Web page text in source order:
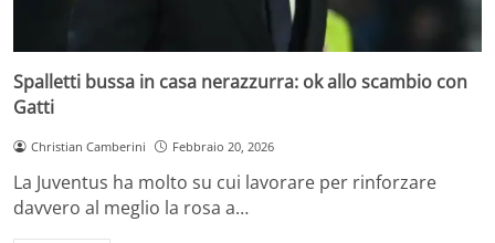
Spalletti bussa in casa nerazzurra: ok allo scambio con
Gatti
Christian Camberini Febbraio 20, 2026
La Juventus ha molto su cui lavorare per rinforzare
davvero al meglio la rosa a…